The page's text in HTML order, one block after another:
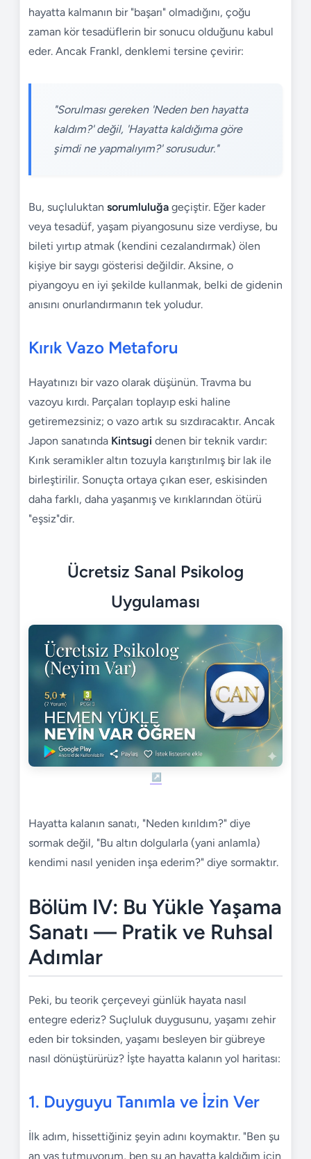
hayatta kalmanın bir "başarı" olmadığını, çoğu
zaman kör tesadüflerin bir sonucu olduğunu kabul
eder. Ancak Frankl, denklemi tersine çevirir:
"Sorulması gereken 'Neden ben hayatta
kaldım?' değil, 'Hayatta kaldığıma göre
şimdi ne yapmalıyım?' sorusudur."
Bu, suçluluktan sorumluluğa geçiştir. Eğer kader
veya tesadüf, yaşam piyangosunu size verdiyse, bu
bileti yırtıp atmak (kendini cezalandırmak) ölen
kişiye bir saygı gösterisi değildir. Aksine, o
piyangoyu en iyi şekilde kullanmak, belki de gidenin
anısını onurlandırmanın tek yoludur.
Kırık Vazo Metaforu
Hayatınızı bir vazo olarak düşünün. Travma bu
vazoyu kırdı. Parçaları toplayıp eski haline
getiremezsiniz; o vazo artık su sızdıracaktır. Ancak
Japon sanatında Kintsugi denen bir teknik vardır:
Kırık seramikler altın tozuyla karıştırılmış bir lak ile
birleştirilir. Sonuçta ortaya çıkan eser, eskisinden
daha farklı, daha yaşanmış ve kırıklarından ötürü
"eşsiz"dir.
Ücretsiz Sanal Psikolog
Uygulaması
Hayatta kalanın sanatı, "Neden kırıldım?" diye
sormak değil, "Bu altın dolgularla (yani anlamla)
kendimi nasıl yeniden inşa ederim?" diye sormaktır.
Bölüm IV: Bu Yükle Yaşama
Sanatı — Pratik ve Ruhsal
Adımlar
Peki, bu teorik çerçeveyi günlük hayata nasıl
entegre ederiz? Suçluluk duygusunu, yaşamı zehir
eden bir toksinden, yaşamı besleyen bir gübreye
nasıl dönüştürürüz? İşte hayatta kalanın yol haritası:
1. Duyguyu Tanımla ve İzin Ver
İlk adım, hissettiğiniz şeyin adını koymaktır. "Ben şu
an yas tutmuyorum, ben şu an hayatta kaldığım için